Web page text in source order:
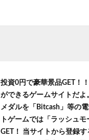
投資0円で豪華景品GET！
ができるゲームサイトだ
メダルを「Bitcash」等の
トゲームでは「ラッシュ
GET！ 当サイトから登録